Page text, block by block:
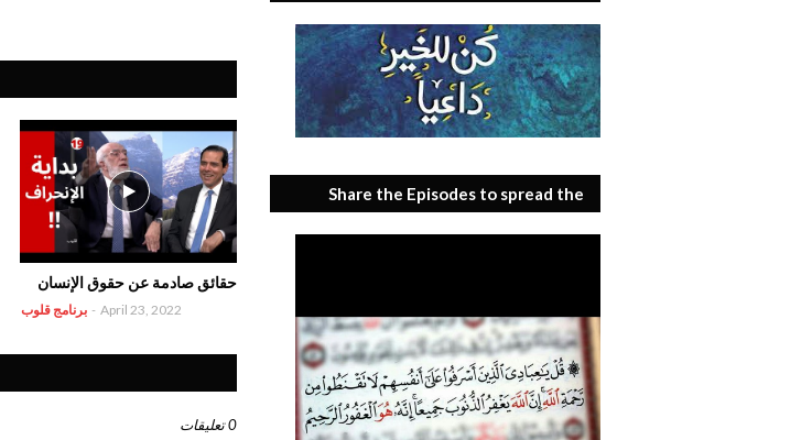
حقائق صادمة عن حقوق الإنسان
برنامج قلوب - April 23, 2022
0 تعليقات
Share the Episodes to spread the
benefit